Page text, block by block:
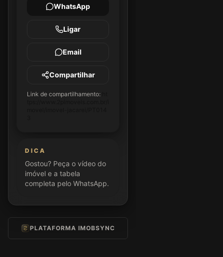
WhatsApp
Ligar
Email
Compartilhar
Link de compartilhamento:
DICA
Gostou? Peça o vídeo do
imóvel e a tabela
completa pelo WhatsApp.
PLATAFORMA IMOBSYNC